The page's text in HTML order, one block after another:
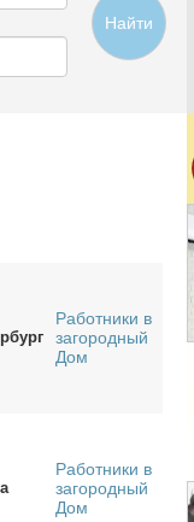
Найти
Работники в
загородный
Дом
Работники в
загородный
Дом